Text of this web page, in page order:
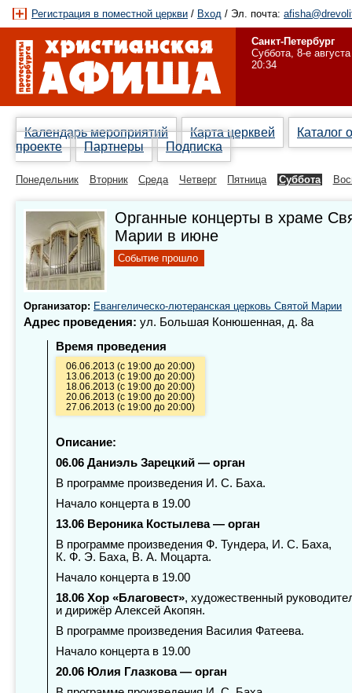
Регистрация в поместной церкви / Вход / Эл. почта:
Санкт-Петербург
Суббота, 8-е августа
20:34
Календарь мероприятий Карта церквей
Каталог
проекте
Партнеры Подписка
Понедельник Вторник Среда Четверг Пятница Суббота
Органные концерты в храме
Марии в июне
Событие прошло
Организатор: Евангелическо-лютеранская церковь Святой Марии
Адрес проведения: ул. Большая Конюшенная, д. 8а
Время проведения
06.06.2013 (с 19:00 до 20:00)
13.06.2013 (с 19:00 до 20:00)
18.06.2013 (с 19:00 до 20:00)
20.06.2013 (с 19:00 до 20:00)
27.06.2013 (с 19:00 до 20:00)
Описание:
06.06 Даниэль Зарецкий — орган
В программе произведения И. С. Баха.
Начало концерта в 19.00
13.06 Вероника Костылева — орган
В программе произведения Ф. Тундера, И. С. Баха,
К. Ф. Э. Баха, В. А. Моцарта.
Начало концерта в 19.00
18.06 Хор «Благовест», художественный
и дирижёр Алексей Акопян.
В программе произведения Василия Фатеева.
Начало концерта в 19.00
20.06 Юлия Глазкова — орган